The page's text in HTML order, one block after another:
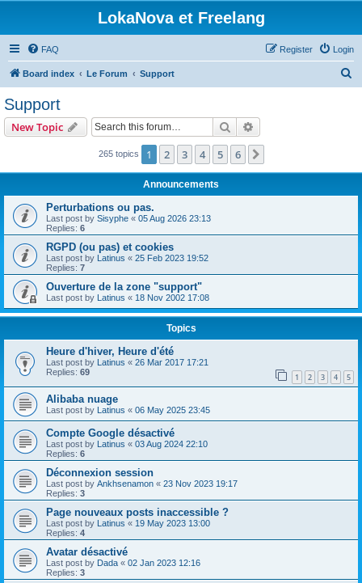
LokaNova et Freelang
FAQ Login
Register
Board index Le Forum Support
Support
New Topic Search
265 topics 1 2 3 4 5 6
Announcements
Perturbations ou pas.
Last post by Sisyphe « 05 Aug 2026 23:13
Replies: 6
RGPD (ou pas) et cookies
Last post by Latinus « 25 Feb 2023 19:52
Replies: 7
Ouverture de la zone "support"
Last post by Latinus « 18 Nov 2002 17:08
Topics
Heure d'hiver, Heure d'été
Last post by Latinus « 26 Mar 2017 17:21
Replies: 69 1 2 3 4 5
Alibaba nuage
Last post by Latinus « 06 May 2025 23:45
Compte Google désactivé
Last post by Latinus « 03 Aug 2024 22:10
Replies: 6
Déconnexion session
Last post by Ankhsenamon « 23 Nov 2023 19:17
Replies: 3
Page nouveaux posts inaccessible ?
Last post by Latinus « 19 May 2023 13:00
Replies: 4
Avatar désactivé
Last post by Dada « 02 Jan 2023 12:16
Replies: 3